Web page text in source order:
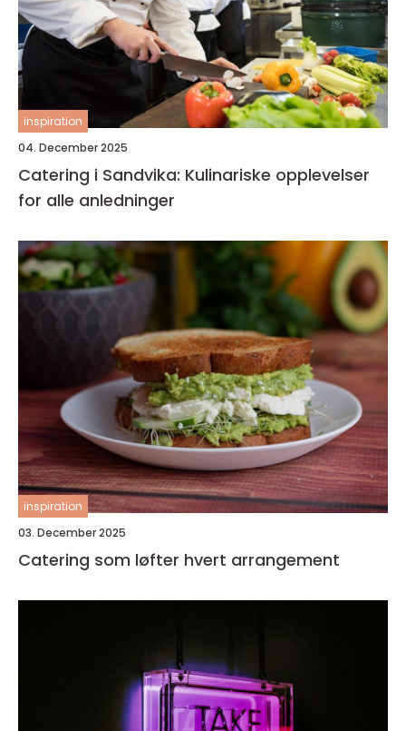
inspiration
04. December 2025
Catering i Sandvika: Kulinariske opplevelser
for alle anledninger
inspiration
03. December 2025
Catering som løfter hvert arrangement